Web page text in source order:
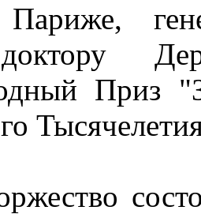
Приз